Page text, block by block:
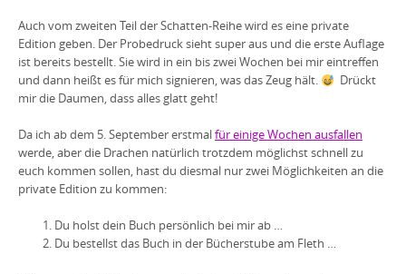
Auch vom zweiten Teil der Schatten-Reihe wird es eine private
Edition geben. Der Probedruck sieht super aus und die erste Auflage
ist bereits bestellt. Sie wird in ein bis zwei Wochen bei mir eintreffen
und dann heißt es für mich signieren, was das Zeug hält.
Drückt
mir die Daumen, dass alles glatt geht!
Da ich ab dem 5. September erstmalfür einige Wochen ausfallen
werde, aber die Drachen natürlich trotzdem möglichst schnell zu
euch kommen sollen, hast du diesmal nur zwei Möglichkeiten an die
private Edition zu kommen:
Du holst dein Buch persönlich bei mir ab …
Du bestellst das Buch in der Bücherstube am Fleth …